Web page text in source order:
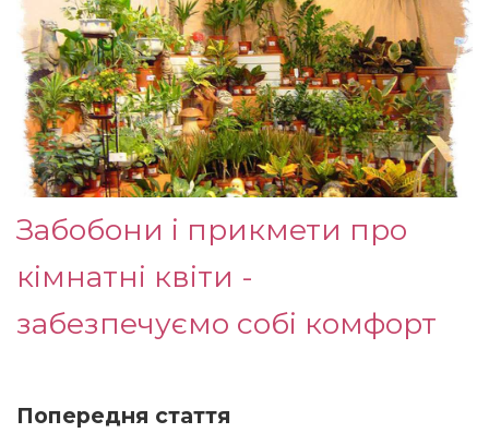
Забобони і прикмети про
кімнатні квіти -
забезпечуємо собі комфорт
Попередня стаття